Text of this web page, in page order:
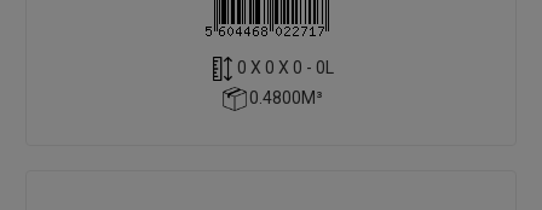
0 X 0 X 0 - 0L
0.4800M³